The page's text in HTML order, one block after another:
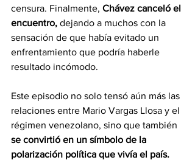
censura. Finalmente, Chávez canceló el
encuentro, dejando a muchos con la
sensación de que había evitado un
enfrentamiento que podría haberle
resultado incómodo.
Este episodio no solo tensó aún más las
relaciones entre Mario Vargas Llosa y el
régimen venezolano, sino que también
se convirtió en un símbolo de la
polarización política que vivía el país.